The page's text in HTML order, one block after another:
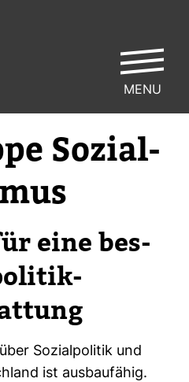
Sozi­al­
eine bes­
Sozi­al­po­litik und
ist aus­bau­fähig.
MENU